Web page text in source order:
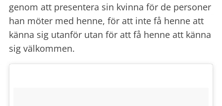
genom att presentera sin kvinna för de personer
han möter med henne, för att inte få henne att
känna sig utanför utan för att få henne att känna
sig välkommen.